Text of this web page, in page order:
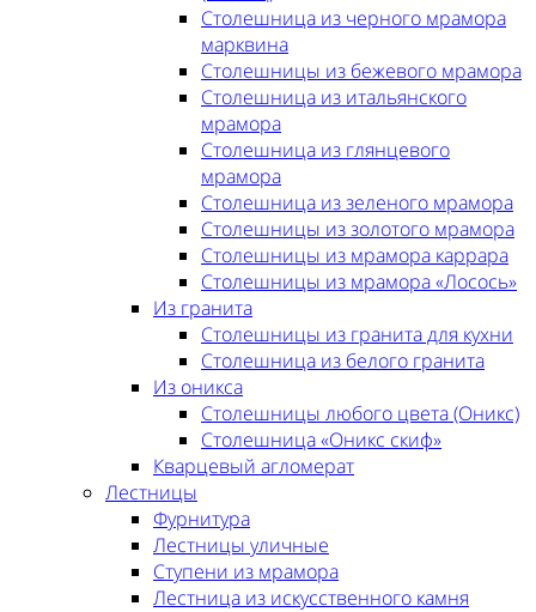
Столешница из черного мрамора
марквина
Столешницы из бежевого мрамора
Столешница из итальянского
мрамора
Столешница из глянцевого
мрамора
Столешница из зеленого мрамора
Столешницы из золотого мрамора
Столешницы из мрамора каррара
Столешницы из мрамора «Лосось»
Из гранита
Столешницы из гранита для кухни
Столешница из белого гранита
Из оникса
Столешницы любого цвета (Оникс)
Столешница «Оникс скиф»
Кварцевый агломерат
Лестницы
Фурнитура
Лестницы уличные
Ступени из мрамора
Лестница из искусственного камня